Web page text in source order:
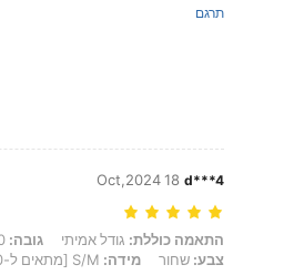
תרגם
d***4
18 Oct,2024
התאמה כוללת: גודל אמיתי, גובה: 170 cm / 67 in, משקל: 75 kg / 165 lbs, מותניים: 72 cm / 28 in, ירכיים: 94 cm / 37 in, צבע: שחור, מידה: S/M [מתאים ל-40-70 KGS]
התאמה כוללת: גודל אמיתי גובה:
צבע: שחור מידה: